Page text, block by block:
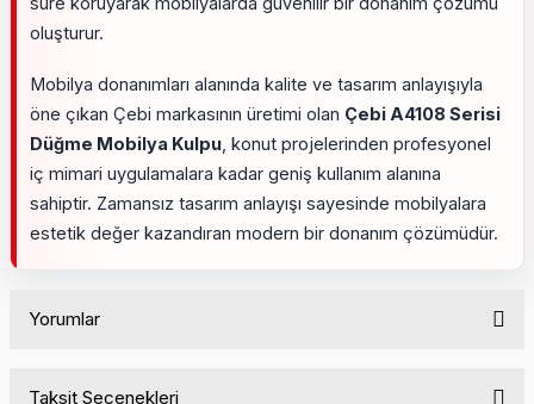
oluşturur.
Mobilya donanımları alanında kalite ve tasarım anlayışıyla
öne çıkan Çebi markasının üretimi olan Çebi A4108 Serisi
Düğme Mobilya Kulpu , konut projelerinden profesyonel
iç mimari uygulamalara kadar geniş kullanım alanına
sahiptir. Zamansız tasarım anlayışı sayesinde mobilyalara
estetik değer kazandıran modern bir donanım çözümüdür.
Yorumlar
Taksit Seçenekleri